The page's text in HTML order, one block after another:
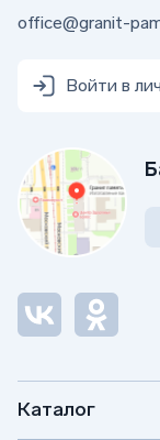
Каталог
office@granit-
Войти в